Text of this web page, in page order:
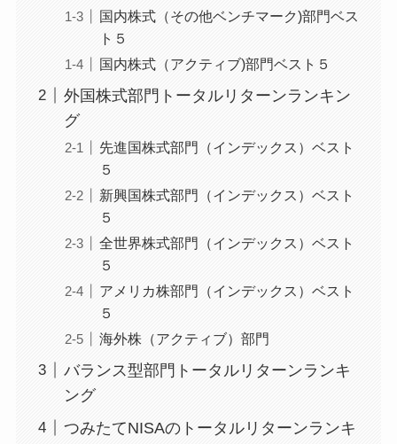
国内株式（その他ベンチマーク)部門ベス
ト５
国内株式（アクティブ)部門ベスト５
外国株式部門トータルリターンランキン
グ
先進国株式部門（インデックス）ベスト
５
新興国株式部門（インデックス）ベスト
５
全世界株式部門（インデックス）ベスト
５
アメリカ株部門（インデックス）ベスト
５
海外株（アクティブ）部門
バランス型部門トータルリターンランキ
ング
つみたてNISAのトータルリターンランキ